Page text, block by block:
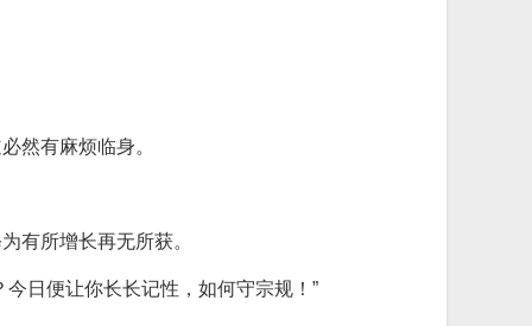
然有麻烦临身。
有所增长再无所获。
日便让你长长记性，如何守宗规！”